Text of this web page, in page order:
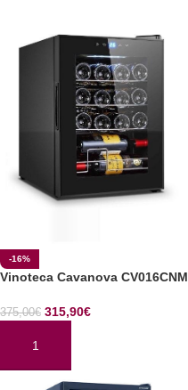
-16%
Vinoteca Cavanova CV016CNM
375,00€ 315,90€
AÑADIR AL CARRITO